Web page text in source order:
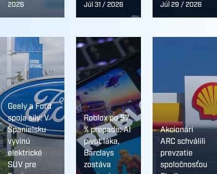
2026
Júl 31 / 2026 Júl 29 / 2026
Geely a Ford
spoja sily: V
Španielsku
vyvinú
elektrické
SUV pre
Roblox po 57
% prepade: AI
pivot láka,
Barclays
zostáva
Akcionári
ARC schválili
prevzatie
spoločnosťou